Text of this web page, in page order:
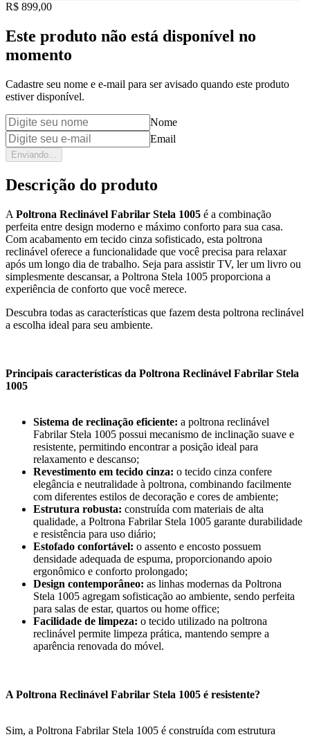
Price:
R$ 899,00
Este produto não está disponível no
momento
Cadastre seu nome e e-mail para ser avisado quando este produto
estiver disponível.
Nome
Email
Enviando...
Descrição do produto
A Poltrona Reclinável Fabrilar Stela 1005 é a combinação
perfeita entre design moderno e máximo conforto para sua casa.
Com acabamento em tecido cinza sofisticado, esta poltrona
reclinável oferece a funcionalidade que você precisa para relaxar
após um longo dia de trabalho. Seja para assistir TV, ler um livro ou
simplesmente descansar, a Poltrona Stela 1005 proporciona a
experiência de conforto que você merece.
Descubra todas as características que fazem desta poltrona reclinável
a escolha ideal para seu ambiente.
Principais características da Poltrona Reclinável Fabrilar Stela
1005
Sistema de reclinação eficiente: a poltrona reclinável
Fabrilar Stela 1005 possui mecanismo de inclinação suave e
resistente, permitindo encontrar a posição ideal para
relaxamento e descanso;
Revestimento em tecido cinza: o tecido cinza confere
elegância e neutralidade à poltrona, combinando facilmente
com diferentes estilos de decoração e cores de ambiente;
Estrutura robusta: construída com materiais de alta
qualidade, a Poltrona Fabrilar Stela 1005 garante durabilidade
e resistência para uso diário;
Estofado confortável: o assento e encosto possuem
densidade adequada de espuma, proporcionando apoio
ergonômico e conforto prolongado;
Design contemporâneo: as linhas modernas da Poltrona
Stela 1005 agregam sofisticação ao ambiente, sendo perfeita
para salas de estar, quartos ou home office;
Facilidade de limpeza: o tecido utilizado na poltrona
reclinável permite limpeza prática, mantendo sempre a
aparência renovada do móvel.
A Poltrona Reclinável Fabrilar Stela 1005 é resistente?
Sim, a Poltrona Fabrilar Stela 1005 é construída com estrutura